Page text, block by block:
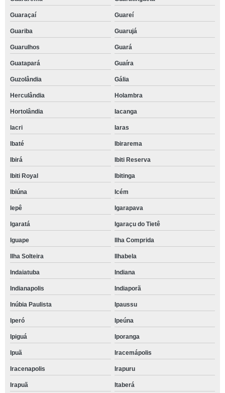
Guaraçaí Guareí
Guariba Guarujá
Guarulhos Guará
Guatapará Guaíra
Guzolândia Gália
Herculândia Holambra
Hortolândia Iacanga
Iacri Iaras
Ibaté Ibirarema
Ibirá Ibiti Reserva
Ibiti Royal Ibitinga
Ibiúna Icém
Iepê Igarapava
Igaratá Igaraçu do Tietê
Iguape Ilha Comprida
Ilha Solteira Ilhabela
Indaiatuba Indiana
Indianapolis Indiaporã
Inúbia Paulista Ipaussu
Iperó Ipeúna
Ipiguá Iporanga
Ipuã Iracemápolis
Iracenapolis Irapuru
Irapuã Itaberá